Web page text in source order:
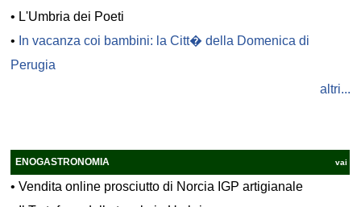
• L'Umbria dei Poeti
• In vacanza coi bambini: la Citt� della Domenica di
Perugia
altri...
ENOGASTRONOMIA vai
•Vendita online prosciutto di Norcia IGP artigianale